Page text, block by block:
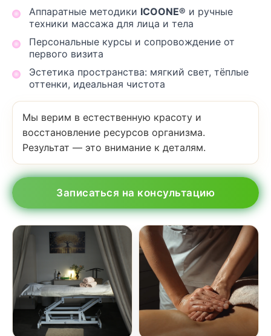
Аппаратные методики ICOONE® и ручные
техники массажа для лица и тела
Персональные курсы и сопровождение от
первого визита
Эстетика пространства: мягкий свет, тёплые
оттенки, идеальная чистота
Мы верим в естественную красоту и
восстановление ресурсов организма.
Результат — это внимание к деталям.
Записаться на консультацию